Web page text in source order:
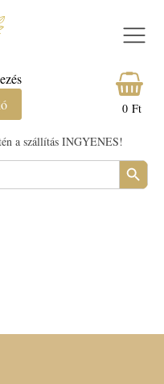
a szállítás INGYENES!
Search Button
0 Ft